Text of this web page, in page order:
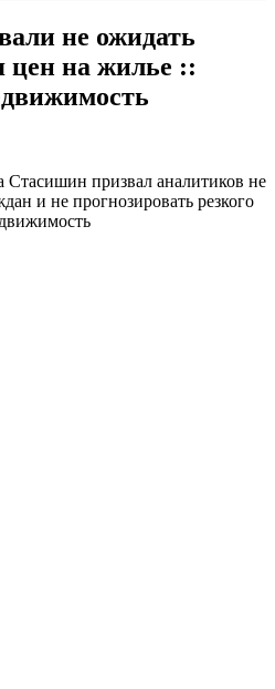
не ожидать
цен на жилье ::
Стасишин призвал аналитиков не
и не прогнозировать резкого